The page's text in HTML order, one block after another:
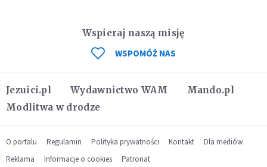
Jezuici.pl Wydawnictwo WAM
Mando.pl
Modlitwa w drodze
Wspieraj naszą misję
WSPOMÓŻ NAS
O portalu Regulamin Polityka prywatności Kontakt
Dla mediów
Reklama
Informacje o cookies Patronat